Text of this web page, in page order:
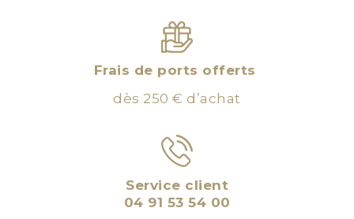
Frais de ports offerts
dès 250 € d’achat
Service client
04 91 53 54 00